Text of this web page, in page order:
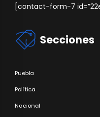
[contact-form-7
Secciones
Puebla
Política
Nacional